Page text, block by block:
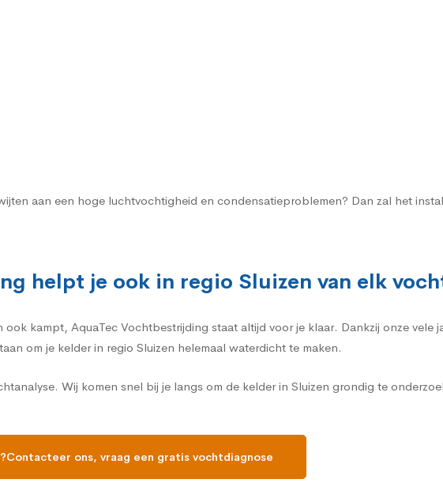
aan een hoge luchtvochtigheid en condensatieproblemen? Dan zal het
helpt je ook in regio Sluizen van elk
kampt, AquaTec Vochtbestrijding staat altijd voor je klaar. Dankzij onze
om je kelder in regio Sluizen helemaal waterdicht te maken.
Wij komen snel bij je langs om de kelder in Sluizen grondig te
ons, vraag een gratis vochtdiagnose